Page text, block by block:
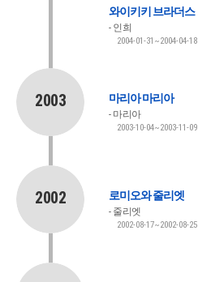
와이키키 브라더스
인희
2004-01-31~2004-04-18
2003 마리아 마리아
마리아
2003-10-04~2003-11-09
2002 로미오와 줄리엣
줄리엣
2002-08-17~2002-08-25